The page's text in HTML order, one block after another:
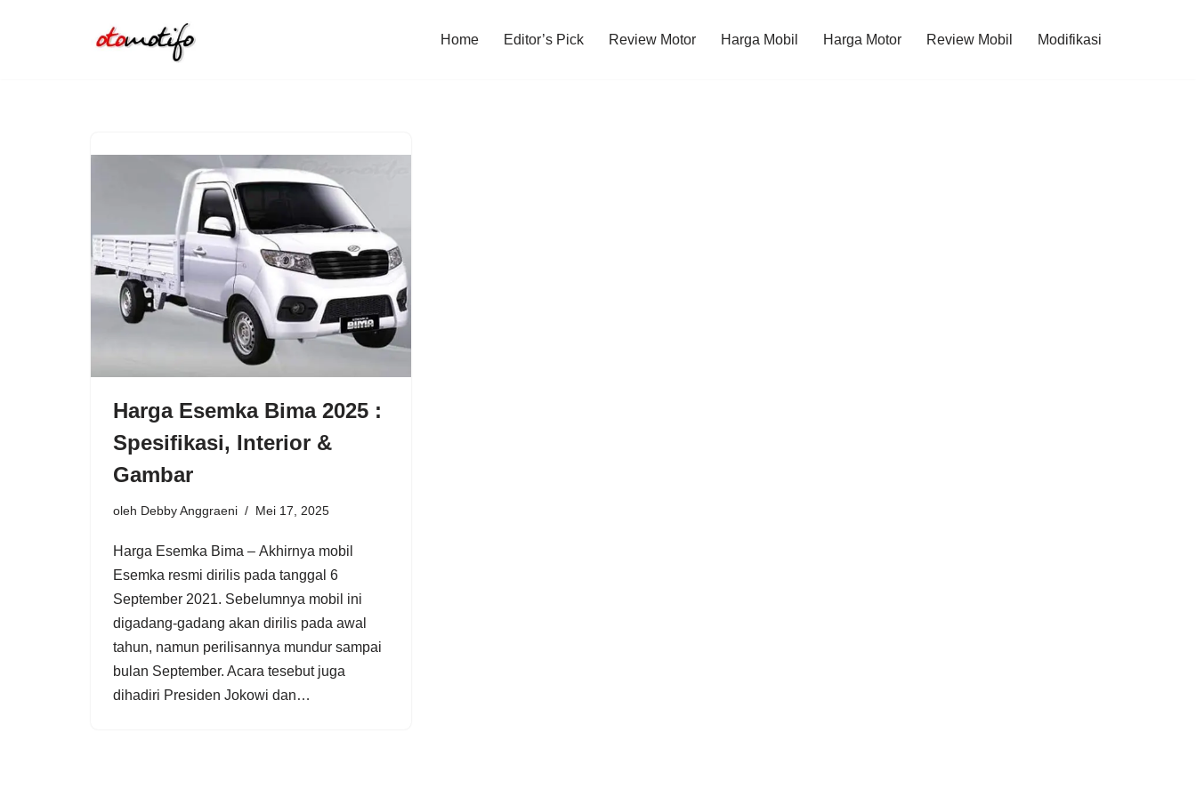
Home Editor’s Pick Review Motor Harga Mobil Harga Motor Review Mobil Modifikasi
Harga Esemka Bima 2025 :
Spesifikasi, Interior &
Gambar
oleh Debby Anggraeni Mei 17, 2025
Harga Esemka Bima – Akhirnya mobil
Esemka resmi dirilis pada tanggal 6
September 2021. Sebelumnya mobil ini
digadang-gadang akan dirilis pada awal
tahun, namun perilisannya mundur sampai
bulan September. Acara tesebut juga
dihadiri Presiden Jokowi dan…